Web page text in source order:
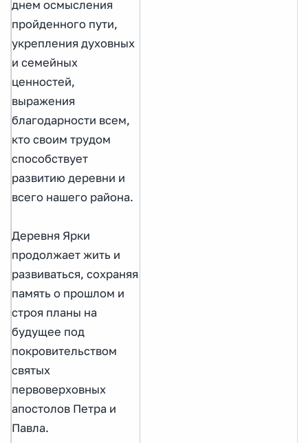
днем осмысления
пройденного пути,
укрепления духовных
и семейных
ценностей,
выражения
благодарности всем,
кто своим трудом
способствует
развитию деревни и
всего нашего района.
Деревня Ярки
продолжает жить и
развиваться, сохраняя
память о прошлом и
строя планы на
будущее под
покровительством
святых
первоверховных
апостолов Петра и
Павла.